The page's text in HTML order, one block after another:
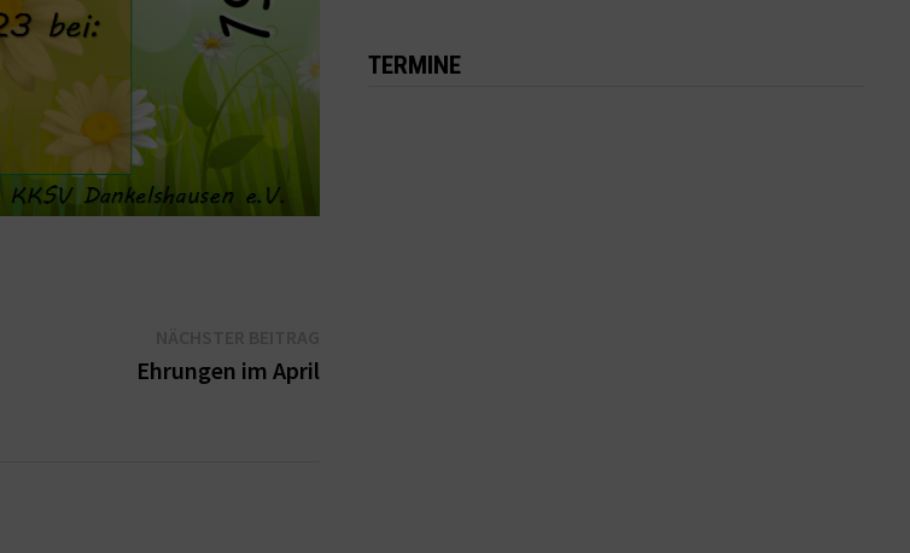
Beitrag:
Ehrungen im April
TERMINE